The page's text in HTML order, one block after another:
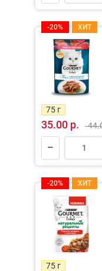
-20% ХИТ
75 г
35.00 р.
-20% ХИТ
75 г